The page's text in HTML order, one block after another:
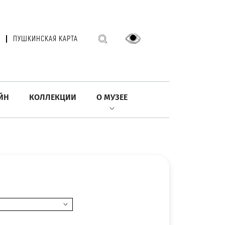
ПУШКИНСКАЯ КАРТА
КОЛЛЕКЦИИ О МУЗЕЕ